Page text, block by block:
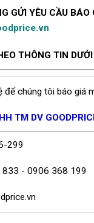
GỬI YÊU CẦU BÁO
THÔNG TIN
để chúng tôi báo giá
TM DV
299
833 - 0906 368 199